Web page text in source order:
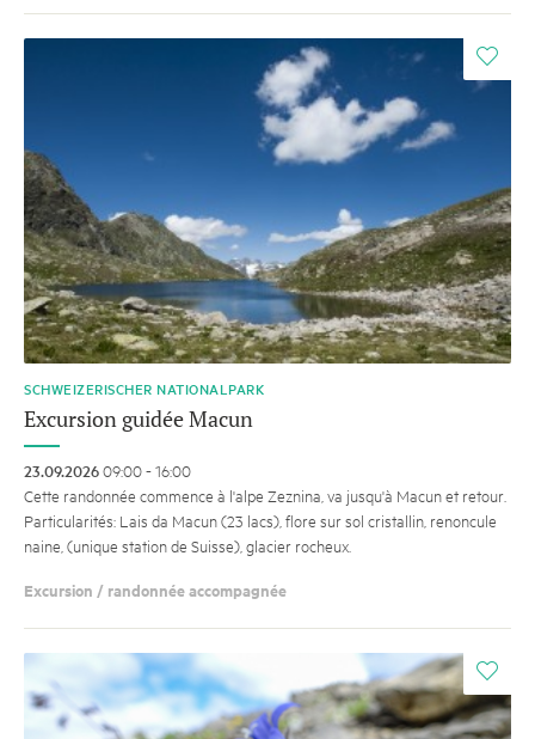
i
SCHWEIZERISCHER NATIONALPARK
Excursion guidée Macun
23.09.202609:00 - 16:00
Cette randonnée commence à l'alpe Zeznina, va jusqu'à Macun et retour.
Particularités: Lais da Macun (23 lacs), flore sur sol cristallin, renoncule
naine, (unique station de Suisse), glacier rocheux.
Excursion / randonnée accompagnée
i